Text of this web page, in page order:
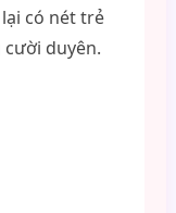
có nét trẻ
duyên.